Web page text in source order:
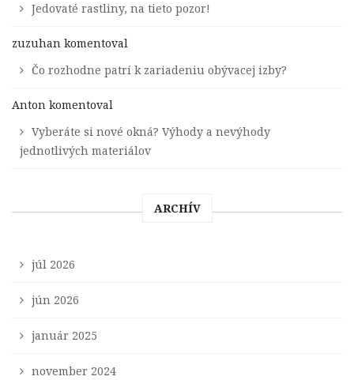
Jedovaté rastliny, na tieto pozor!
zuzuhan komentoval
Čo rozhodne patrí k zariadeniu obývacej izby?
Anton komentoval
Vyberáte si nové okná? Výhody a nevýhody
jednotlivých materiálov
ARCHÍV
júl 2026
jún 2026
január 2025
november 2024